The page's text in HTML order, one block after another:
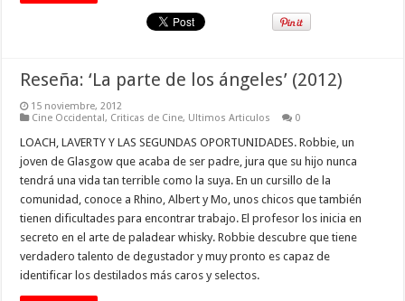
Reseña: ‘La parte de los ángeles’ (2012)
15 noviembre, 2012
Cine Occidental, Criticas de Cine, Ultimos Articulos 0
LOACH, LAVERTY Y LAS SEGUNDAS OPORTUNIDADES. Robbie, un
joven de Glasgow que acaba de ser padre, jura que su hijo nunca
tendrá una vida tan terrible como la suya. En un cursillo de la
comunidad, conoce a Rhino, Albert y Mo, unos chicos que también
tienen dificultades para encontrar trabajo. El profesor los inicia en
secreto en el arte de paladear whisky. Robbie descubre que tiene
verdadero talento de degustador y muy pronto es capaz de
identificar los destilados más caros y selectos.